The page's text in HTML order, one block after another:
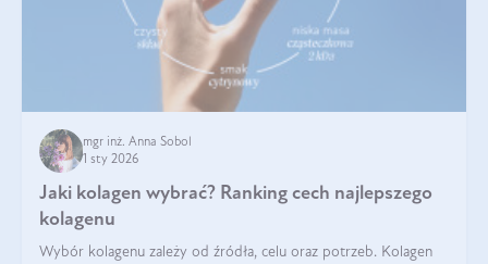
mgr inż. Anna Sobol
1 sty 2026
Jaki kolagen wybrać? Ranking cech najlepszego
kolagenu
Wybór kolagenu zależy od źródła, celu oraz potrzeb. Kolagen